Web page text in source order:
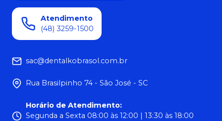
Atendimento
(48) 3259-1500
sac@dentalkobrasol.com.br
Rua Brasilpinho 74 - São José - SC
Horário de Atendimento:
Segunda a Sexta 08:00 às 12:00 | 13:30 às 18:00